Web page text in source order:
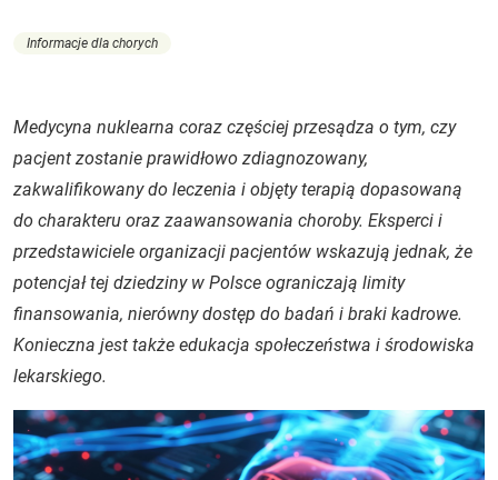
Informacje dla chorych
Medycyna nuklearna coraz częściej przesądza o tym, czy
pacjent zostanie prawidłowo zdiagnozowany,
zakwalifikowany do leczenia i objęty terapią dopasowaną
do charakteru oraz zaawansowania choroby. Eksperci i
przedstawiciele organizacji pacjentów wskazują jednak, że
potencjał tej dziedziny w Polsce ograniczają limity
finansowania, nierówny dostęp do badań i braki kadrowe.
Konieczna jest także edukacja społeczeństwa i środowiska
lekarskiego.